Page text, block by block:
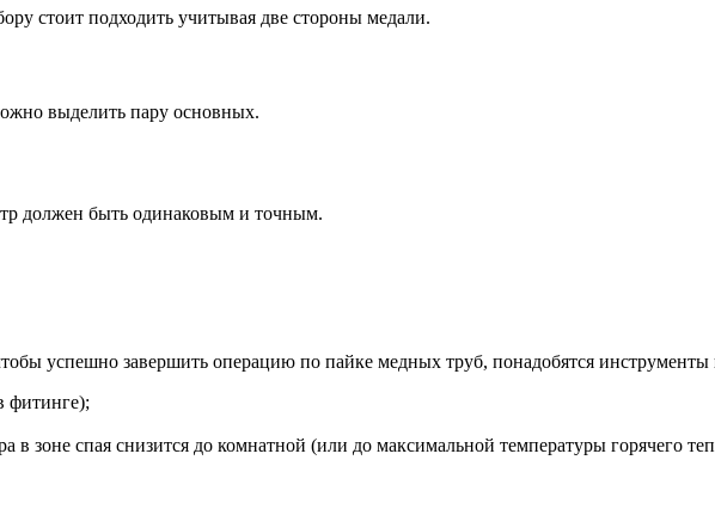
стоит подходить учитывая две стороны медали.
выделить пару основных.
должен быть одинаковым и точным.
успешно завершить операцию по пайке медных труб, понадобятся инструменты
фитинге);
в зоне спая снизится до комнатной (или до максимальной температуры горячего